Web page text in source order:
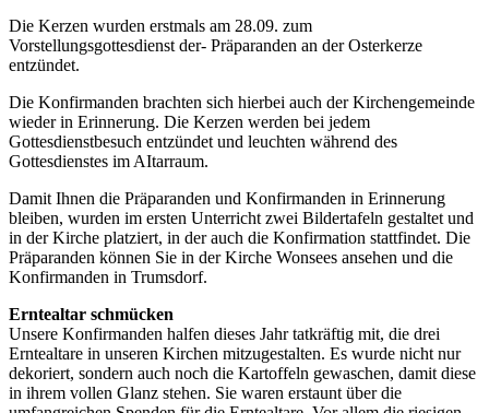
Die Kerzen wurden erstmals am 28.09. zum
Vorstellungsgottesdienst der- Präparanden an der Osterkerze
entzündet.
Die Konfirmanden brachten sich hierbei auch der Kirchengemeinde
wieder in Erinnerung. Die Kerzen werden bei jedem
Gottesdienstbesuch entzündet und leuchten während des
Gottesdienstes im AItarraum.
Damit Ihnen die Präparanden und Konfirmanden in Erinnerung
bleiben, wurden im ersten Unterricht zwei Bildertafeln gestaltet und
in der Kirche platziert, in der auch die Konfirmation stattfindet. Die
Präparanden können Sie in der Kirche Wonsees ansehen und die
Konfirmanden in Trumsdorf.
Erntealtar schmücken
Unsere Konfirmanden halfen dieses Jahr tatkräftig mit, die drei
Erntealtare in unseren Kirchen mitzugestalten. Es wurde nicht nur
dekoriert, sondern auch noch die Kartoffeln gewaschen, damit diese
in ihrem vollen Glanz stehen. Sie waren erstaunt über die